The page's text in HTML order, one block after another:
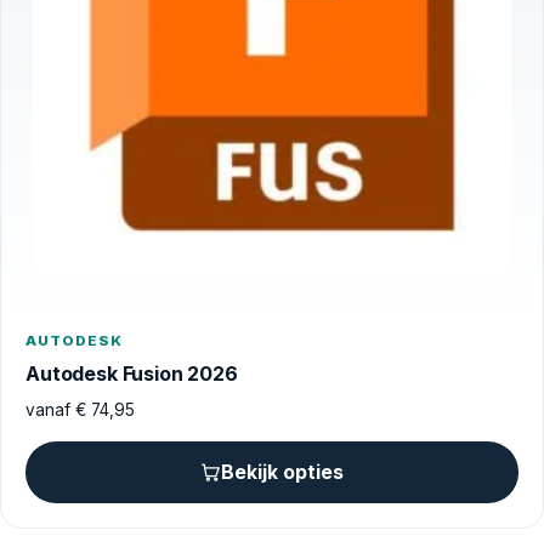
AUTODESK
Autodesk Fusion 2026
vanaf € 74,95
Bekijk opties